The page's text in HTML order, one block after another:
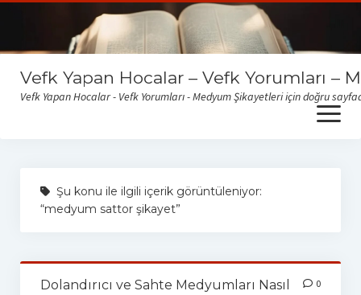
Vefk Yapan Hocalar – Vefk Yorumları –
Vefk Yapan Hocalar - Vefk Yorumları - Medyum Şikayetleri için doğru
open
menu
buraya tıklayabilirsiniz
Şu konu ile ilgili içerik görüntüleniyor:
“medyum sattor şikayet”
Dolandırıcı ve Sahte Medyumları Nasıl
0